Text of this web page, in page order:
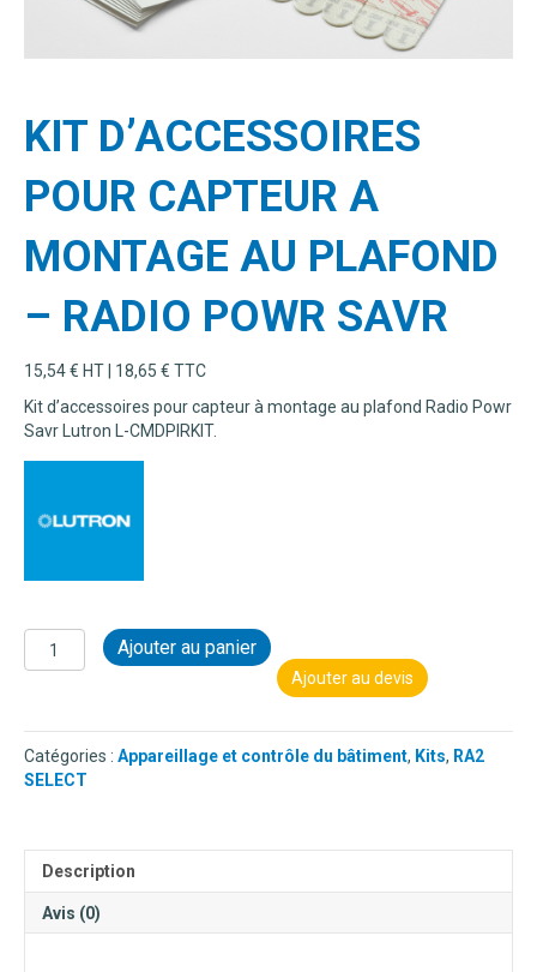
+ AJOUTER
KIT D’ACCESSOIRES
POUR CAPTEUR A
MONTAGE AU PLAFOND
– RADIO POWR SAVR
15,54€ HT | 18,65 € TTC
Kit d’accessoires pour capteur à montage au plafond Radio Powr
Savr Lutron L-CMDPIRKIT.
quantité
de
POUR
CAPTEUR
A
PLAFOND
RADIO
Ajouter au panier
Ajouter au devis
Catégories : Appareillage et contrôle du bâtiment, Kits, RA2
SELECT
Description
Avis (0)